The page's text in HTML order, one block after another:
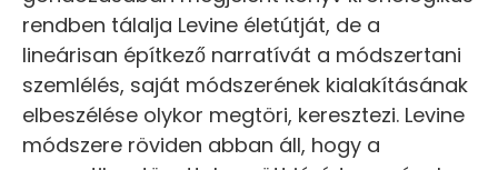
rendben tálalja Levine életútját, de a
lineárisan építkező narratívát a módszertani
szemlélés, saját módszerének kialakításának
elbeszélése olykor megtöri, keresztezi. Levine
módszere röviden abban áll, hogy a